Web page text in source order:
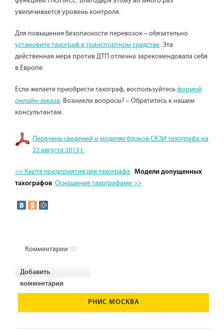
увеличивается уровень контроля.
Для повышения безопасности перевозок – обязательно
установите тахограф в транспортном средстве. Эта
действенная мера против ДТП отлична зарекомендовала себя
в Европе.
Если желаете приобрести тахограф, воспользуйтесьформой
онлайн-заказа. Возникли вопросы? – Обратитесь к нашим
консультантам.
Перечень сведений о моделях блоков СКЗИ тахографа на
22 августа 2013 г.
<< Карта предприятия для тахографа
Модели допущенных
тахографов Оснащение тахографами >>
Комментарии (0)
Добавить
комментарии
РНИС МОСКВА